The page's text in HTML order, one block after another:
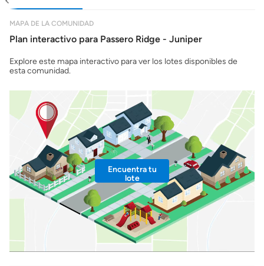
MAPA DE LA COMUNIDAD
Plan interactivo para Passero Ridge - Juniper
Explore este mapa interactivo para ver los lotes disponibles de
esta comunidad.
Encuentra tu
lote